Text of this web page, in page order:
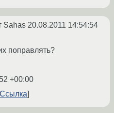
Sahas 20.08.2011 14:54:54
поправлять?
+00:00
Ссылка